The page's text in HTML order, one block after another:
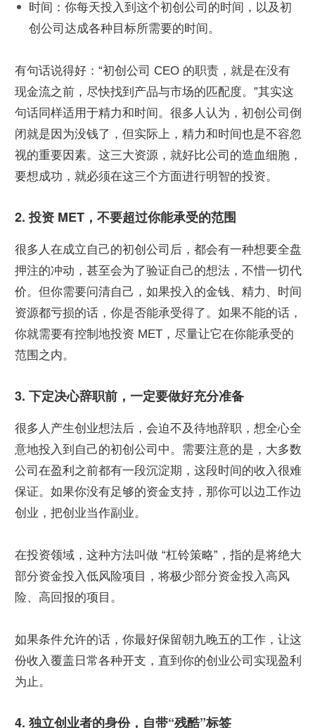
时间：你每天投入到这个初创公司的时间，以及初
创公司达成各种目标所需要的时间。
有句话说得好：“初创公司 CEO 的职责，就是在没有
现金流之前，尽快找到产品与市场的匹配度。”其实这
句话同样适用于精力和时间。很多人认为，初创公司倒
闭就是因为没钱了，但实际上，精力和时间也是不容忽
视的重要因素。这三大资源，就好比公司的造血细胞，
要想成功，就必须在这三个方面进行明智的投资。
2. 投资 MET，不要超过你能承受的范围
很多人在成立自己的初创公司后，都会有一种想要全盘
押注的冲动，甚至会为了验证自己的想法，不惜一切代
价。但你需要问清自己，如果投入的金钱、精力、时间
资源都亏损的话，你是否能承受得了。如果不能的话，
你就需要有控制地投资 MET，尽量让它在你能承受的
范围之内。
3. 下定决心辞职前，一定要做好充分准备
很多人产生创业想法后，会迫不及待地辞职，想全心全
意地投入到自己的初创公司中。需要注意的是，大多数
公司在盈利之前都有一段沉淀期，这段时间的收入很难
保证。如果你没有足够的资金支持，那你可以边工作边
创业，把创业当作副业。
在投资领域，这种方法叫做 “杠铃策略”，指的是将绝大
部分资金投入低风险项目，将极少部分资金投入高风
险、高回报的项目。
如果条件允许的话，你最好保留朝九晚五的工作，让这
份收入覆盖日常各种开支，直到你的创业公司实现盈利
为止。
4. 独立创业者的身份，自带“残酷”标签